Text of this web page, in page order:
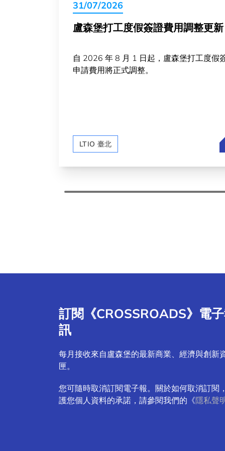
31/07/2026
盧森堡打工度假簽證費用調整更新
自 2026 年 8 月 1 日起，盧森堡打工度假
申請費用將正式調整。
LTIO 臺北
訂閱《CROSSROADS》電
訊
每月接收來自盧森堡的最新商業、經濟與創新
匣。
您可隨時取消訂閱電子報。關於如何取消訂閱
護您個人資料的承諾，請參閱我們的《隱私聲